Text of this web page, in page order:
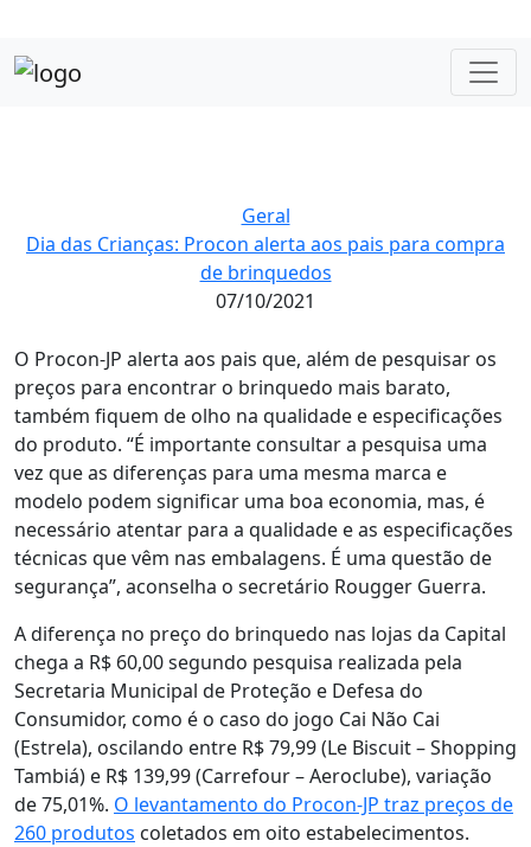
Geral
Dia das Crianças: Procon alerta aos pais para compra
de brinquedos
07/10/2021
O Procon-JP alerta aos pais que, além de pesquisar os
preços para encontrar o brinquedo mais barato,
também fiquem de olho na qualidade e especificações
do produto. “É importante consultar a pesquisa uma
vez que as diferenças para uma mesma marca e
modelo podem significar uma boa economia, mas, é
necessário atentar para a qualidade e as especificações
técnicas que vêm nas embalagens. É uma questão de
segurança”, aconselha o secretário Rougger Guerra.
A diferença no preço do brinquedo nas lojas da Capital
chega a R$ 60,00 segundo pesquisa realizada pela
Secretaria Municipal de Proteção e Defesa do
Consumidor, como é o caso do jogo Cai Não Cai
(Estrela), oscilando entre R$ 79,99 (Le Biscuit – Shopping
Tambiá) e R$ 139,99 (Carrefour – Aeroclube), variação
de 75,01%. O levantamento do Procon-JP traz preços de
260 produtos coletados em oito estabelecimentos.